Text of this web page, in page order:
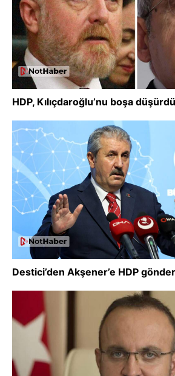
HDP, Kılıçdaroğlu’nu boşa düşürdü
Destici’den Akşener’e HDP